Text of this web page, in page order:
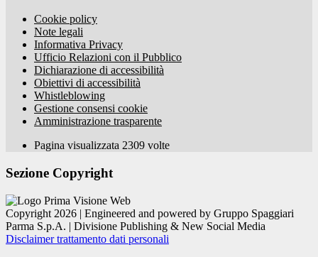
Cookie policy
Note legali
Informativa Privacy
Ufficio Relazioni con il Pubblico
Dichiarazione di accessibilità
Obiettivi di accessibilità
Whistleblowing
Gestione consensi cookie
Amministrazione trasparente
Pagina visualizzata 2309 volte
Sezione Copyright
Copyright 2026 | Engineered and powered by Gruppo Spaggiari
Parma S.p.A. | Divisione Publishing & New Social Media
Disclaimer trattamento dati personali